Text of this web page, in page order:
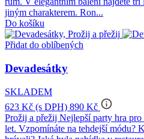
jiným charakterem. Ron...
Do košíku
Přidat do oblíbených
Devadesátky
SKLADEM
623 Kč (s DPH) 890 Kč info_outline
Prožij a přežij Nejlepší party hra
let. Vzpomínáte na tehdejší módu?